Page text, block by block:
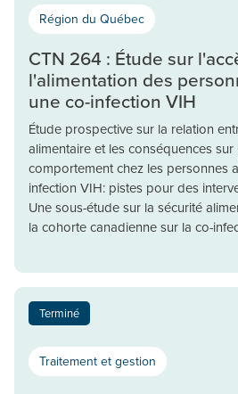
Région du Québec
CTN 264 : Étude sur
l'alimentation des
une co-infection VIH
Étude prospective sur la relation
alimentaire et les conséquences sur
comportement chez les personnes
infection VIH: pistes pour des
Une sous-étude sur la sécurité
la cohorte canadienne sur la co-
Terminé
Traitement et gestion